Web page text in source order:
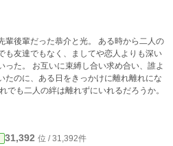
輩後輩だった恭介と光。 ある時から二人の
も友達でもなく、ましてや恋人よりも深い
求め合い、誰よ
たのに、ある日をきっかけに離れ離れにな
しまう… それでも二人の絆は離れずにいれるだろうか。
31,392 位 / 31,392件